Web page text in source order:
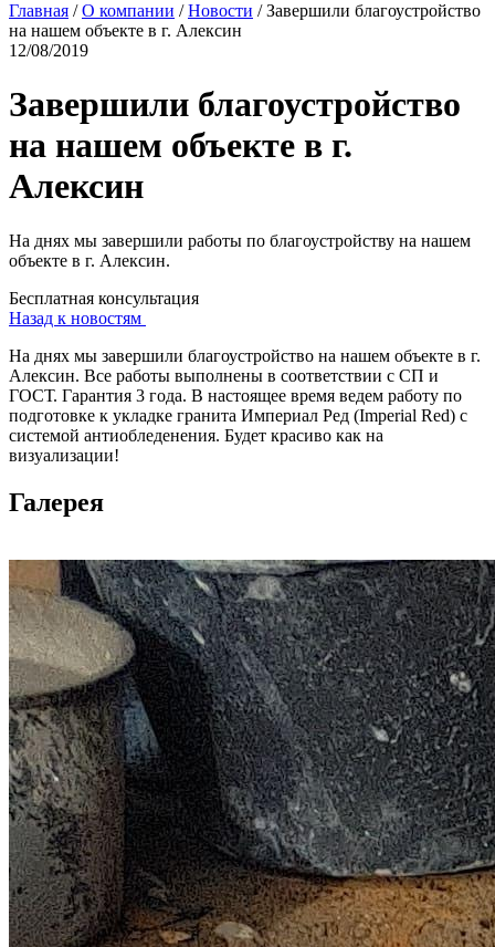
Главная /О компании /Новости /Завершили благоустройство
на нашем объекте в г. Алексин
12/08/2019
Завершили благоустройство
на нашем объекте в г.
Алексин
На днях мы завершили работы по благоустройству на нашем
объекте в г. Алексин.
Бесплатная консультация
Назад к новостям
На днях мы завершили благоустройство на нашем объекте в г.
Алексин. Все работы выполнены в соответствии с СП и
ГОСТ. Гарантия 3 года. В настоящее время ведем работу по
подготовке к укладке гранита Империал Ред (Imperial Red) с
системой антиобледенения. Будет красиво как на
визуализации!
Галерея